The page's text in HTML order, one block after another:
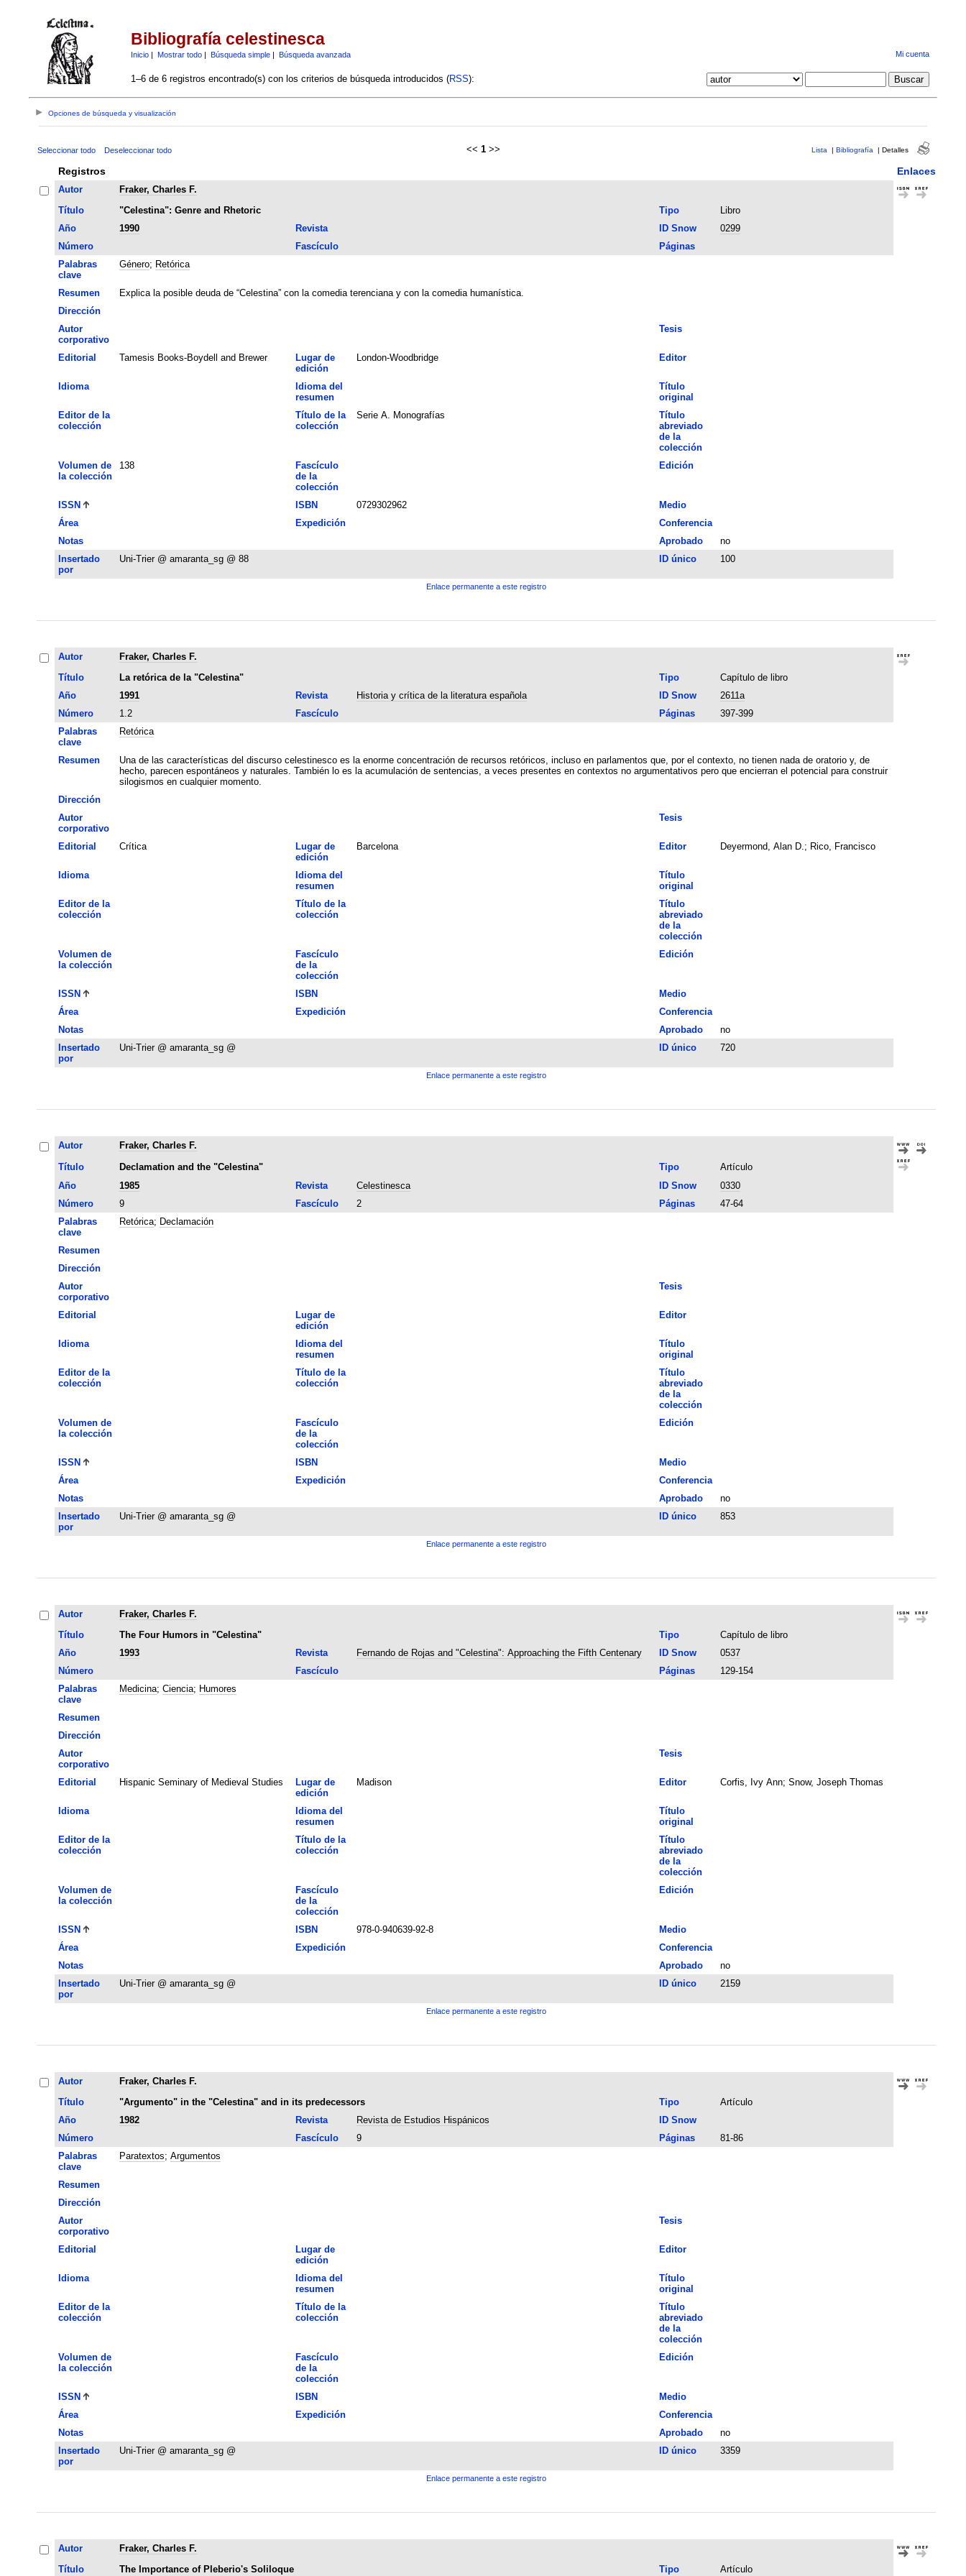
Bibliografía celestinesca
Inicio| Mostrar todo| Búsqueda simple| Búsqueda avanzada Mi cuenta
1–6 de 6 registros encontrado(s) con los criterios de búsqueda introducidos (RSS):
Opciones de búsqueda y visualización
Seleccionar todo Deseleccionar todo << 1 >> Lista | Bibliografía | Detalles
Registros Enlaces
Autor
Fraker, Charles F.
Título
"Celestina": Genre and Rhetoric Tipo
Libro
Año
1990 Revista ID Snow
0299
Número
Fascículo
Páginas
Palabras
clave
Género; Retórica
Resumen
Explica la posible deuda de “Celestina” con la comedia terenciana y con la comedia humanística.
Dirección
Autor
corporativo
Tesis
Editorial Tamesis Books-Boydell and Brewer
Lugar de
edición
London-Woodbridge Editor
Idioma
Idioma del
resumen
Título
original
Editor de la
colección
Título de la
colección
Serie A. Monografías
Título
abreviado
de la
colección
Volumen de
la colección
138
Fascículo
de la
colección
Edición
ISSN ISBN 0729302962
Medio
Área
Expedición
Conferencia
Notas
Aprobado
no
Insertado
por
Uni-Trier @ amaranta_sg @ 88 ID único 100
Enlace permanente a este registro
Autor
Fraker, Charles F.
Título
La retórica de la "Celestina" Tipo
Capítulo de libro
Año
1991 Revista Historia y crítica de la literatura española ID Snow
2611a
Número
1.2 Fascículo Páginas
397-399
Palabras
clave
Retórica
Resumen
Una de las características del discurso celestinesco es la enorme concentración de recursos retóricos, incluso en parlamentos que, por el contexto, no tienen nada de oratorio y, de
hecho, parecen espontáneos y naturales. También lo es la acumulación de sentencias, a veces presentes en contextos no argumentativos pero que encierran el potencial para construir
silogismos en cualquier momento.
Dirección
Autor
corporativo
Tesis
Editorial Crítica
Lugar de
edición
Barcelona Editor Deyermond, Alan D.; Rico, Francisco
Idioma
Idioma del
resumen
Título
original
Editor de la
colección
Título de la
colección
Título
abreviado
de la
colección
Volumen de
la colección
Fascículo
de la
colección
Edición
ISSN ISBN
Medio
Área
Expedición
Conferencia
Notas
Aprobado
no
Insertado
por
Uni-Trier @ amaranta_sg @ ID único 720
Enlace permanente a este registro
Autor
Fraker, Charles F.
Título
Declamation and the "Celestina" Tipo
Artículo
Año
1985 Revista Celestinesca ID Snow
0330
Número
9 Fascículo 2 Páginas
47-64
Palabras
clave
Retórica; Declamación
Resumen
Dirección
Autor
corporativo
Tesis
Editorial
Lugar de
edición
Editor
Idioma
Idioma del
resumen
Título
original
Editor de la
colección
Título de la
colección
Título
abreviado
de la
colección
Volumen de
la colección
Fascículo
de la
colección
Edición
ISSN ISBN
Medio
Área
Expedición
Conferencia
Notas
Aprobado
no
Insertado
por
Uni-Trier @ amaranta_sg @ ID único 853
Enlace permanente a este registro
Autor
Fraker, Charles F.
Título
The Four Humors in "Celestina" Tipo
Capítulo de libro
Año
1993 Revista Fernando de Rojas and "Celestina": Approaching the Fifth Centenary ID Snow
0537
Número
Fascículo Páginas
129-154
Palabras
clave
Medicina; Ciencia; Humores
Resumen
Dirección
Autor
corporativo
Tesis
Editorial Hispanic Seminary of Medieval Studies
Lugar de
edición
Madison Editor Corfis, Ivy Ann; Snow, Joseph Thomas
Idioma
Idioma del
resumen
Título
original
Editor de la
colección
Título de la
colección
Título
abreviado
de la
colección
Volumen de
la colección
Fascículo
de la
colección
Edición
ISSN ISBN 978-0-940639-92-8
Medio
Área
Expedición
Conferencia
Notas
Aprobado
no
Insertado
por
Uni-Trier @ amaranta_sg @ ID único 2159
Enlace permanente a este registro
Autor
Fraker, Charles F.
Título
"Argumento" in the "Celestina" and in its predecessors Tipo
Artículo
Año
1982 Revista Revista de Estudios Hispánicos
ID Snow
Número
Fascículo 9 Páginas
81-86
Palabras
clave
Paratextos; Argumentos
Resumen
Dirección
Autor
corporativo
Tesis
Editorial
Lugar de
edición
Editor
Idioma
Idioma del
resumen
Título
original
Editor de la
colección
Título de la
colección
Título
abreviado
de la
colección
Volumen de
la colección
Fascículo
de la
colección
Edición
ISSN ISBN
Medio
Área
Expedición
Conferencia
Notas
Aprobado
no
Insertado
por
Uni-Trier @ amaranta_sg @ ID único 3359
Enlace permanente a este registro
Autor
Fraker, Charles F.
Título
The Importance of Pleberio's Soliloque Tipo Artículo